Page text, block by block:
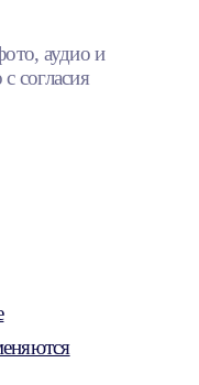
аудио и
согласия